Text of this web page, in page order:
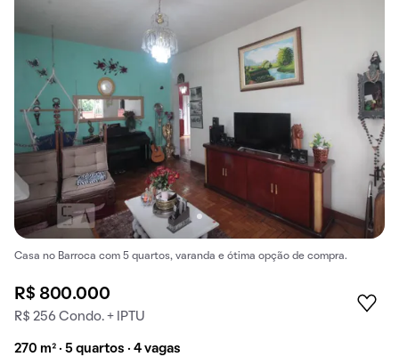
Casa no Barroca com 5 quartos, varanda e ótima opção de compra.
R$ 800.000
R$ 256 Condo. + IPTU
270 m² · 5 quartos · 4 vagas